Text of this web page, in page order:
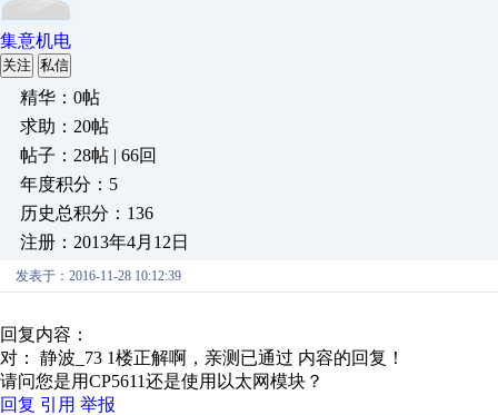
集意机电
关注 私信
精华：0帖
求助：20帖
帖子：28帖 | 66回
年度积分：5
历史总积分：136
注册：2013年4月12日
发表于：2016-11-28 10:12:39
回复内容：
对： 静波_73 1楼正解啊，亲测已通过 内容的回复！
请问您是用CP5611还是使用以太网模块？
回复 引用 举报